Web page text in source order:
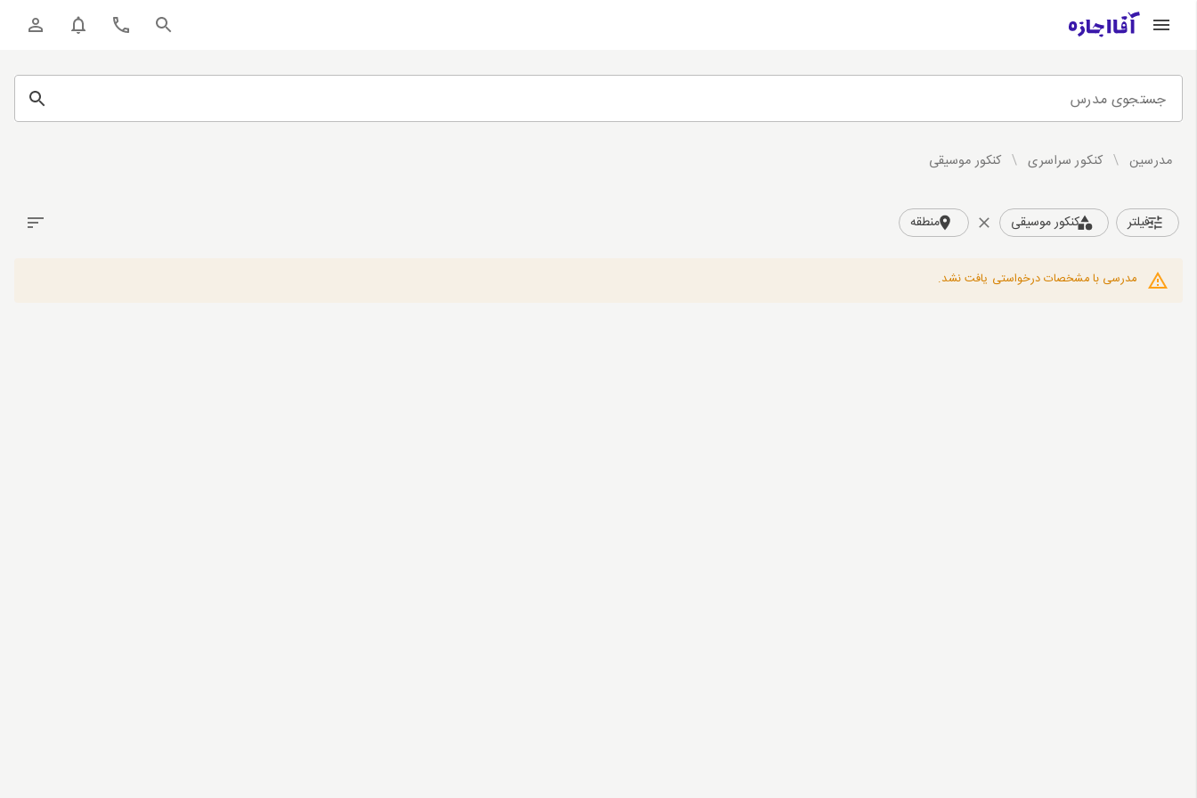
جستجوی مدرس
مدرسین / کنکور سراسری / كنكور موسیقی
فیلتر كنكور موسیقی منطقه
مدرسی با مشخصات درخواستی یافت نشد.